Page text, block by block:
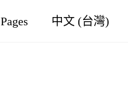
Pages 中文 (台灣)